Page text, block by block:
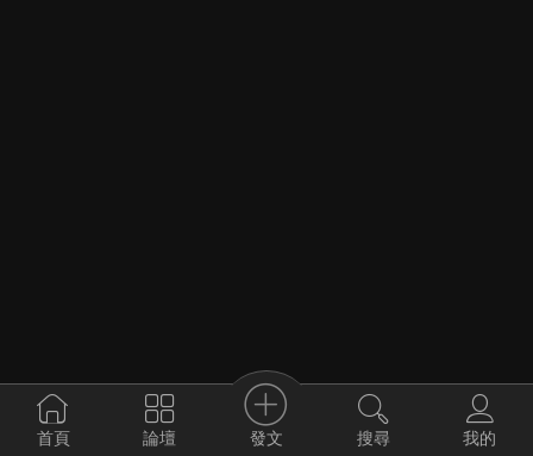
首頁 論壇 發文 搜尋 我的